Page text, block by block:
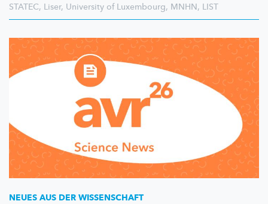
STATEC, Liser, University of Luxembourg, MNHN, LIST
NEUES AUS DER WISSENSCHAFT